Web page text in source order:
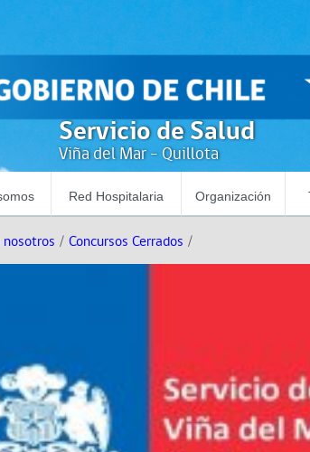
Servicio de Salud
Viña del Mar - Quillota
Red Hospitalaria Organización
/ Concursos Cerrados /